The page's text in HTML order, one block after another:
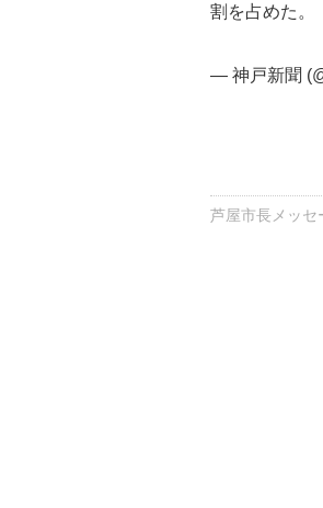
割を占めた。
— 神戸新聞
芦屋市長メッセ